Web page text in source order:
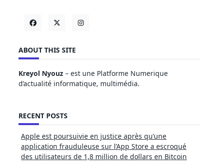
ABOUT THIS SITE
Kreyol Nyouz – est une Platforme Numerique
d’actualité informatique, multimédia.
RECENT POSTS
Apple est poursuivie en justice après qu’une
application frauduleuse sur l’App Store a escroqué
des utilisateurs de 1,8 million de dollars en Bitcoin